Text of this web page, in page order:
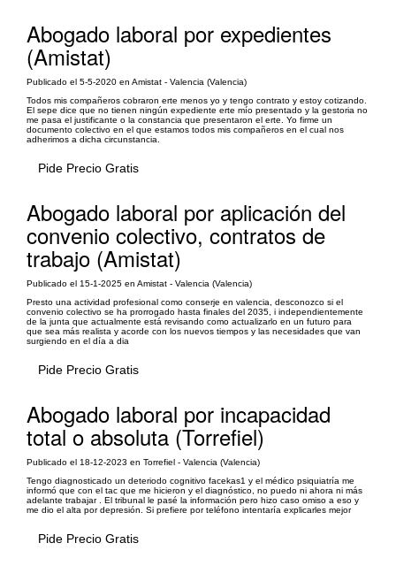
Abogado laboral por expedientes
(Amistat)
Publicado el 5-5-2020 en Amistat - Valencia (Valencia)
Todos mis compañeros cobraron erte menos yo y tengo contrato y estoy cotizando.
El sepe dice que no tienen ningún expediente erte mío presentado y la gestoria no
me pasa el justificante o la constancia que presentaron el erte. Yo firme un
documento colectivo en el que estamos todos mis compañeros en el cual nos
adherimos a dicha circunstancia.
Pide Precio Gratis
Abogado laboral por aplicación del
convenio colectivo, contratos de
trabajo (Amistat)
Publicado el 15-1-2025 en Amistat - Valencia (Valencia)
Presto una actividad profesional como conserje en valencia, desconozco si el
convenio colectivo se ha prorrogado hasta finales del 2035, i independientemente
de la junta que actualmente está revisando como actualizarlo en un futuro para
que sea más realista y acorde con los nuevos tiempos y las necesidades que van
surgiendo en el día a dia
Pide Precio Gratis
Abogado laboral por incapacidad
total o absoluta (Torrefiel)
Publicado el 18-12-2023 en Torrefiel - Valencia (Valencia)
Tengo diagnosticado un deteriodo cognitivo facekas1 y el médico psiquiatría me
informó que con el tac que me hicieron y el diagnóstico, no puedo ni ahora ni más
adelante trabajar . El tribunal le pasé la información pero hizo caso omiso a eso y
me dio el alta por depresión. Si prefiere por teléfono intentaría explicarles mejor
Pide Precio Gratis